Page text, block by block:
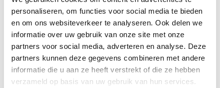
personaliseren, om functies voor social media te bieden
en om ons websiteverkeer te analyseren. Ook delen we
informatie over uw gebruik van onze site met onze
partners voor social media, adverteren en analyse. Deze
partners kunnen deze gegevens combineren met andere
informatie die u aan ze heeft verstrekt of die ze hebben
verzameld op basis van uw gebruik van hun services.
optimaliseren.
Gewicht
10 kg